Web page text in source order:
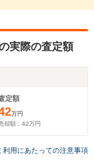
実際の査定額
定額
万円
却額： 42万円
利用にあたっての注意事項